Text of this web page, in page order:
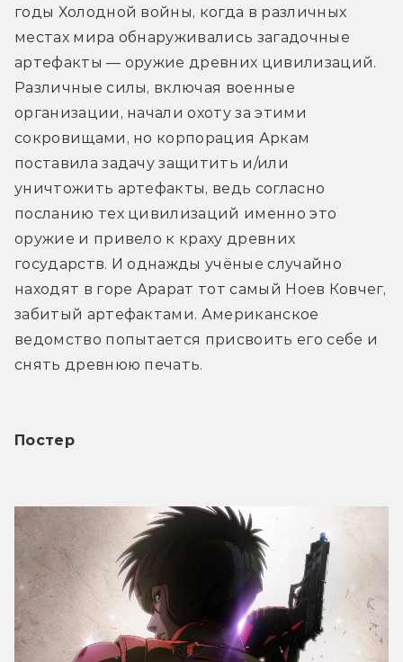
годы Холодной войны, когда в различных
местах мира обнаруживались загадочные
артефакты — оружие древних цивилизаций.
Различные силы, включая военные
организации, начали охоту за этими
сокровищами, но корпорация Аркам
поставила задачу защитить и/или
уничтожить артефакты, ведь согласно
посланию тех цивилизаций именно это
оружие и привело к краху древних
государств. И однажды учёные случайно
находят в горе Арарат тот самый Ноев Ковчег,
забитый артефактами. Американское
ведомство попытается присвоить его себе и
снять древнюю печать.
Постер